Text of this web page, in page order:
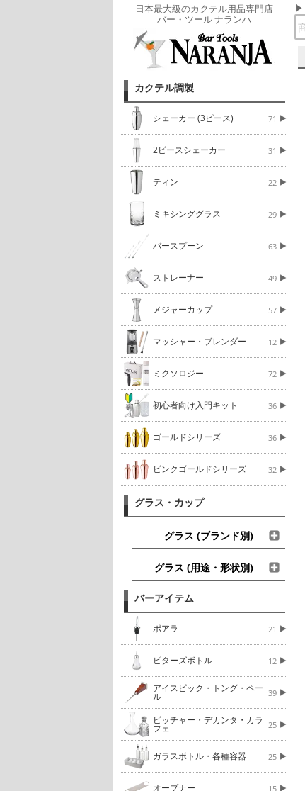
日本最大級のカクテル用品専門店
バー・ツール ナランハ
カクテル調製
シェーカー (3ピース) 71
2ピースシェーカー 31
ティン 22
ミキシンググラス 29
バースプーン 63
ストレーナー 49
メジャーカップ 57
マッシャー・ブレンダー 12
ミクソロジー 72
初心者向け入門キット 36
ゴールドシリーズ 36
ピンクゴールドシリーズ 32
グラス・カップ
グラス (ブランド別)
グラス (用途・形状別)
バーアイテム
ポアラ 21
ビターズボトル 12
アイスピック・トング・ペー
ル 39
ピッチャー・デカンタ・カラ
フェ 25
ガラスボトル・各種容器 25
オープナー 15